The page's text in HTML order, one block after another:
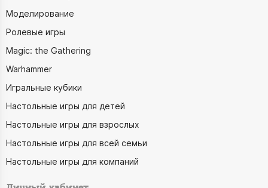
Моделирование
Ролевые игры
Magic: the Gathering
Warhammer
Игральные кубики
Настольные игры для детей
Настольные игры для взрослых
Настольные игры для всей семьи
Настольные игры для компаний